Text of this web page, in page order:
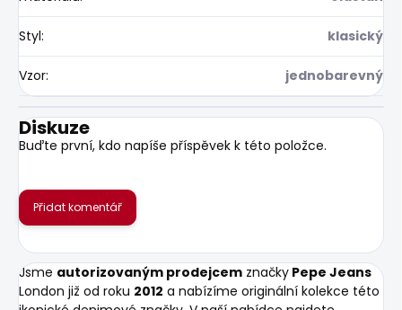
Styl: klasický
Vzor: jednobarevný
Diskuze
Buďte první, kdo napíše příspěvek k této položce.
Přidat komentář
Jsme autorizovaným prodejcem značky Pepe Jeans
London již od roku 2012 a nabízíme originální kolekce této